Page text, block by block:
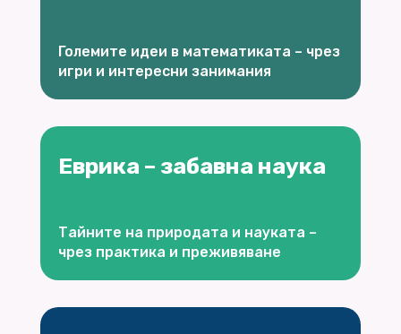
Големите идеи в математиката – чрез
игри и интересни занимания
Еврика – забавна наука
Тайните на природата и науката –
чрез практика и преживяване